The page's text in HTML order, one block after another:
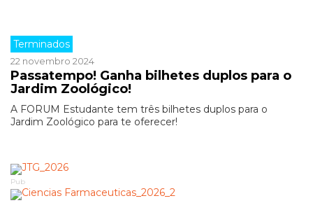
Terminados
22 novembro 2024
Passatempo! Ganha bilhetes duplos para o
Jardim Zoológico!
A FORUM Estudante tem três bilhetes duplos para o
Jardim Zoológico para te oferecer!
Pub